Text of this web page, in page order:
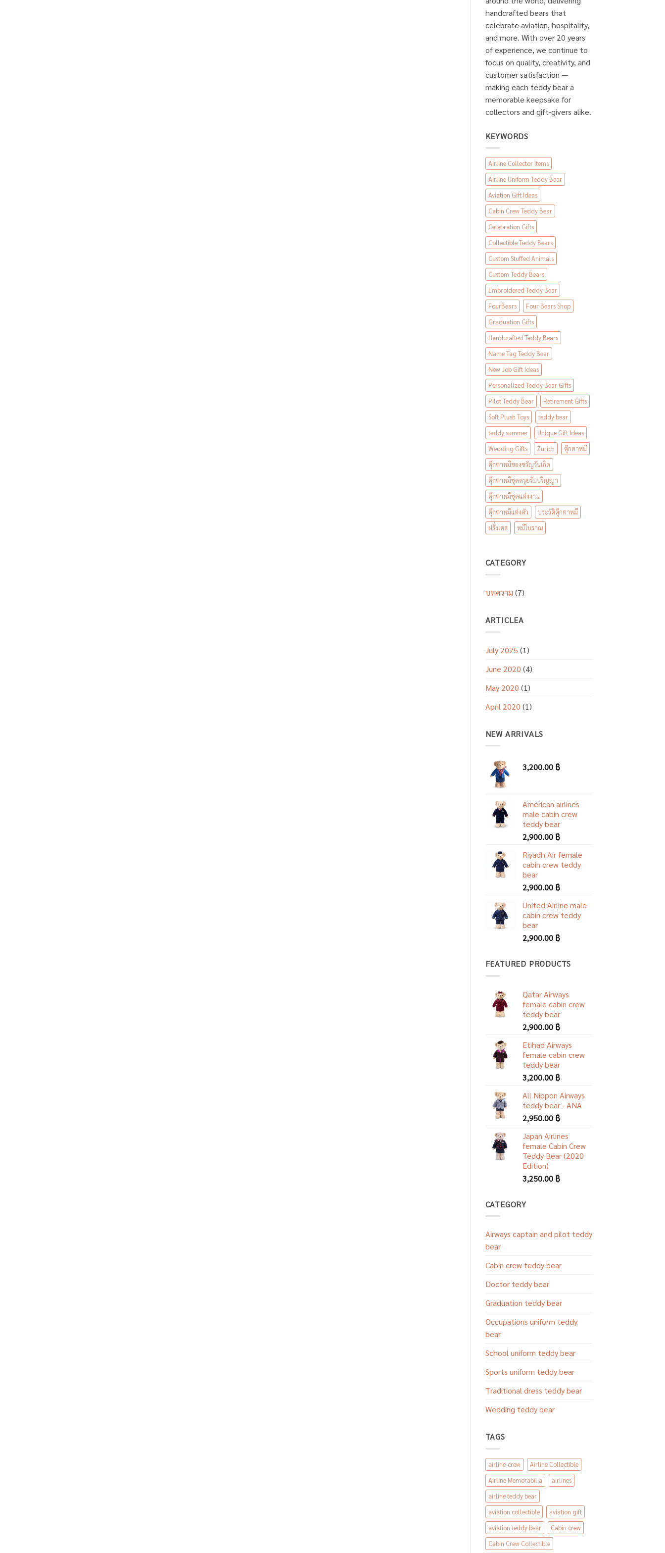
handcrafted bears that
celebrate aviation, hospitality,
and more. With over 20 years
of experience, we continue to
focus on quality, creativity, and
customer satisfaction —
making each teddy bear a
memorable keepsake for
collectors and gift-givers alike.
KEYWORDS
Airline Collector Items
Airline Uniform Teddy Bear
Aviation Gift Ideas
Cabin Crew Teddy Bear
Celebration Gifts
Collectible Teddy Bears
Custom Stuffed Animals
Custom Teddy Bears
Embroidered Teddy Bear
FourBears
Four Bears Shop
Graduation Gifts
Handcrafted Teddy Bears
Name Tag Teddy Bear
New Job Gift Ideas
Personalized Teddy Bear Gifts
Pilot Teddy Bear
Retirement Gifts
Soft Plush Toys
teddy bear
teddy summer
Unique Gift Ideas
Wedding Gifts
Zurich
ตุ๊กตาหมี
ตุ๊กตาหมีของขวัญวันเกิด
ตุ๊กตาหมีชุดครุยรับปริญญา
ตุ๊กตาหมีชุดแต่งงาน
ตุ๊กตาหมีแต่งตัว
ประวัติตุ๊กตาหมี
ฝรั่งเศส
หมีโบราณ
CATEGORY
บทความ (7)
ARTICLEA
July 2025 (1)
June 2020 (4)
May 2020 (1)
April 2020 (1)
NEW ARRIVALS
3,200.00 ฿
American airlines
male cabin crew
teddy bear
2,900.00 ฿
Riyadh Air female
cabin crew teddy
bear
2,900.00 ฿
United Airline male
cabin crew teddy
bear
2,900.00 ฿
FEATURED PRODUCTS
Qatar Airways
female cabin crew
teddy bear
2,900.00 ฿
Etihad Airways
female cabin crew
teddy bear
3,200.00 ฿
All Nippon Airways
teddy bear - ANA
2,950.00 ฿
Japan Airlines
female Cabin Crew
Teddy Bear (2020
Edition)
3,250.00 ฿
CATEGORY
Airways captain and pilot teddy
bear
Cabin crew teddy bear
Doctor teddy bear
Graduation teddy bear
Occupations uniform teddy
bear
School uniform teddy bear
Sports uniform teddy bear
Traditional dress teddy bear
Wedding teddy bear
TAGS
airline-crew
Airline Collectible
Airline Memorabilia
airlines
airline teddy bear
aviation collectible
aviation gift
aviation teddy bear
Cabin crew
Cabin Crew Collectible